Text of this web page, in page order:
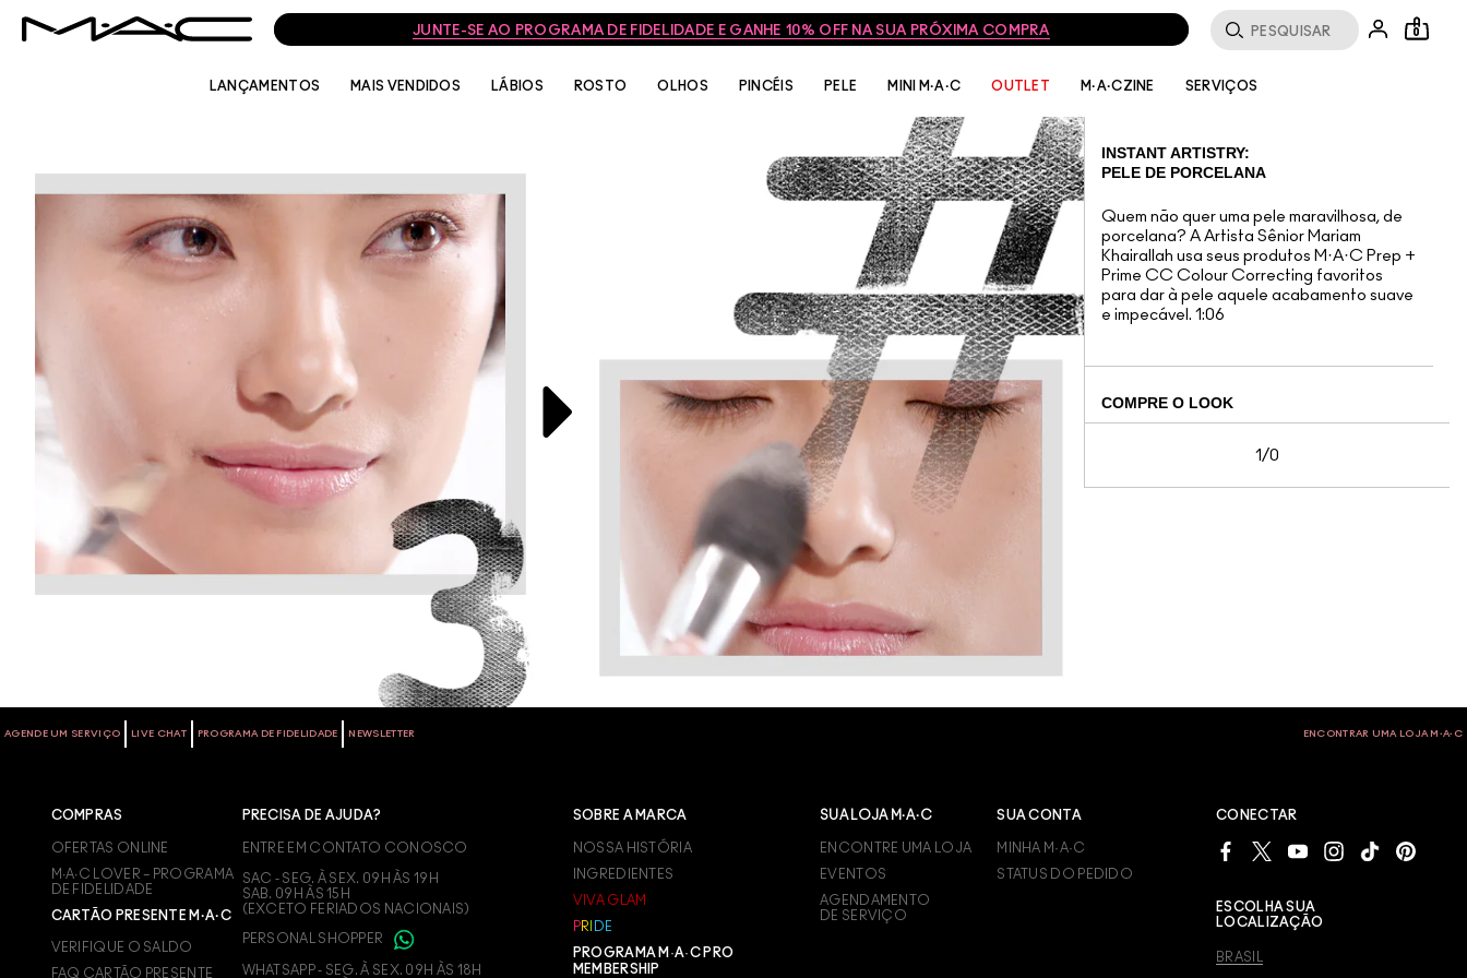
JUNTE-SE AO PROGRAMA DE FIDELIDADE E GANHE 10% OFF NA SUA PRÓXIMA COMPRA 0
LANÇAMENTOS MAIS VENDIDOS LÁBIOS ROSTO OLHOS PINCÉIS PELE MINI M·A·C OUTLET M·A·CZINE SERVIÇOS
OS ARTISTAS VÍDEOS
INSTANT ARTISTRY:
PELE DE PORCELANA
Quem não quer uma pele maravilhosa, de
porcelana? A Artista Sênior Mariam
Khairallah usa seus produtos M·A·C Prep +
Prime CC Colour Correcting favoritos
para dar à pele aquele acabamento suave
e impecável. 1:06
COMPRE O LOOK
1/0
AGENDE UM SERVIÇO LIVE CHAT PROGRAMA DE FIDELIDADE NEWSLETTER ENCONTRAR UMA LOJA M∙A∙C
COMPRAS
OFERTAS ONLINE
M∙A∙C LOVER – PROGRAMA
DE FIDELIDADE
CARTÃO PRESENTE M·A·C
VERIFIQUE O SALDO
FAQ CARTÃO PRESENTE
PRECISA DE AJUDA?
ENTRE EM CONTATO CONOSCO
SAC - SEG. À SEX. 09H ÀS 19H
SAB. 09H ÀS 15H
(EXCETO FERIADOS NACIONAIS)
PERSONAL SHOPPER
WHATSAPP - SEG. À SEX. 09H ÀS 18H
SOBRE A MARCA
NOSSA HISTÓRIA
INGREDIENTES
VIVA GLAM
PR D E
PROGRAMA M·A·C PRO
MEMBERSHIP
SUA LOJA M·A·C
ENCONTRE UMA LOJA
EVENTOS
AGENDAMENTO
DE SERVIÇO
SUA CONTA
MINHA M·A·C
STATUS DO PEDIDO
CONECTAR
ESCOLHA SUA
LOCALIZAÇÃO
BRASIL